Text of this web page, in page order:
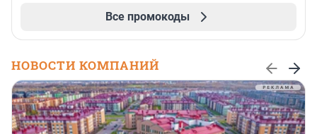
Все промокоды
НОВОСТИ КОМПАНИЙ